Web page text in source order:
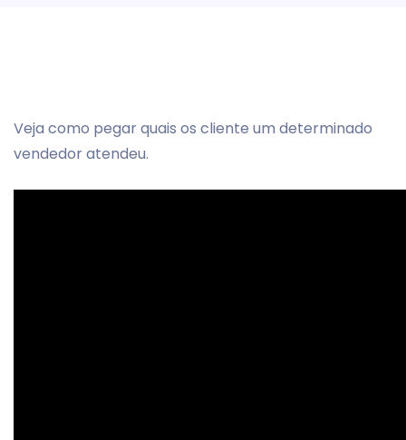
Veja como pegar quais os cliente um determinado
vendedor atendeu.